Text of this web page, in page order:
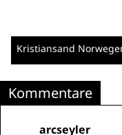
Kristiansand
Kommentare
arcseyler